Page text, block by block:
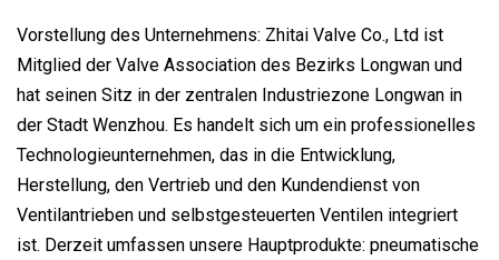
Vorstellung des Unternehmens: Zhitai Valve Co., Ltd ist
Mitglied der Valve Association des Bezirks Longwan und
hat seinen Sitz in der zentralen Industriezone Longwan in
der Stadt Wenzhou. Es handelt sich um ein professionelles
Technologieunternehmen, das in die Entwicklung,
Herstellung, den Vertrieb und den Kundendienst von
Ventilantrieben und selbstgesteuerten Ventilen integriert
ist. Derzeit umfassen unsere Hauptprodukte: pneumatische